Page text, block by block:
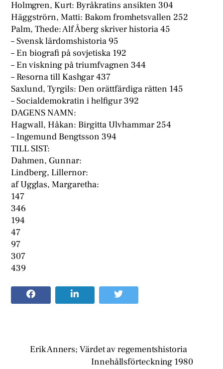
Holmgren, Kurt: Byråkratins ansikten 304
Häggströrn, Matti: Bakom fromhetsvallen 252
Palm, Thede: Alf Åberg skriver historia 45
– Svensk lärdomshistoria 95
– En biografi på sovjetiska 192
– En viskning på triumfvagnen 344
– Resorna till Kashgar 437
Saxlund, Tyrgils: Den orättfärdiga rätten 145
– Socialdemokratin i helfigur 392
DAGENS NAMN:
Hagwall, Håkan: Birgitta Ulvhammar 254
– Ingemund Bengtsson 394
TILL SIST:
Dahmen, Gunnar:
Lindberg, Lillernor:
af Ugglas, Margaretha:
147
346
194
47
97
307
439
Erik Anners; Värdet av regementshistoria
Innehållsförteckning 1980